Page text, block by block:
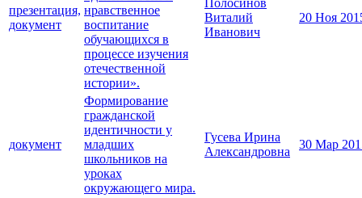
презентация,
документ
нравственное
воспитание
обучающихся в
процессе изучения
отечественной
истории».
Полосинов
Виталий
Иванович
20 Ноя
документ
Формирование
гражданской
идентичности у
младших
школьников на
уроках
окружающего мира.
Гусева Ирина
Александровна
30 Мар